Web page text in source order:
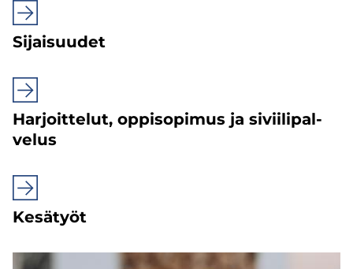
Si­jai­suu­det
Har­joit­te­lut, op­pi­so­pi­mus ja si­vii­li­pal­
ve­lus
Ke­sä­työt